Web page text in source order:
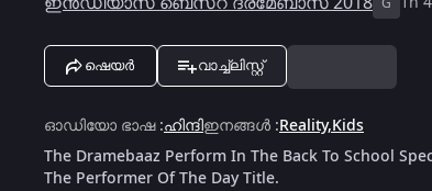
ഷെയർ വാച്ച്ലിസ്റ്റ്
ഓഡിയോ ഭാഷ:ഹിന്ദിഇനങ്ങൾ :Reality,Kids
The Dramebaaz Perform In The Back To School
The Performer Of The Day Title.